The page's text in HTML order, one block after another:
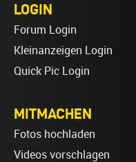
LOGIN
Forum Login
Kleinanzeigen Login
Quick Pic Login
MITMACHEN
Fotos hochladen
Videos vorschlagen